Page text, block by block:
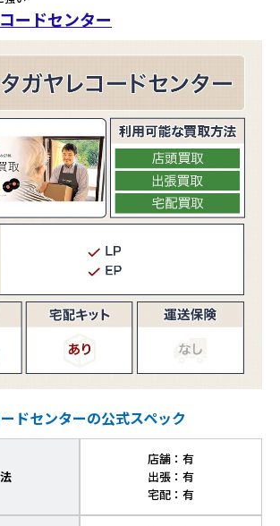
ードセンター
ドセンターの公式スペック
店舗：有
出張：有
宅配：有